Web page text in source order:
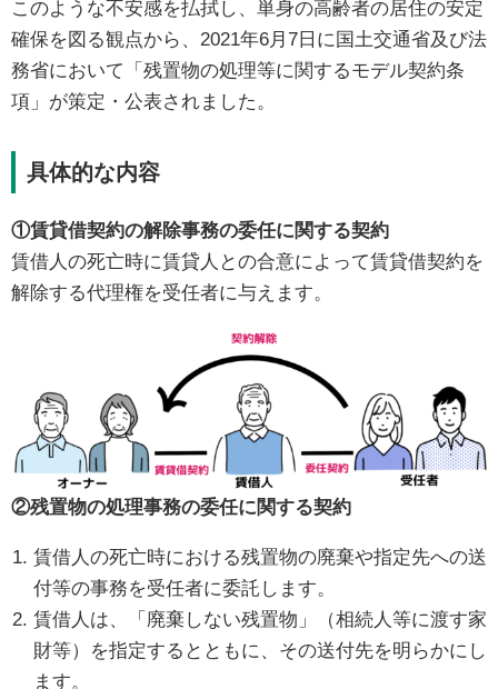
このような不安感を払拭し、単身の高齢者の居住の安定
確保を図る観点から、2021年6月7日に国土交通省及び法
務省において「残置物の処理等に関するモデル契約条
項」が策定・公表されました。
具体的な内容
①賃貸借契約の解除事務の委任に関する契約
賃借人の死亡時に賃貸人との合意によって賃貸借契約を
解除する代理権を受任者に与えます。
②残置物の処理事務の委任に関する契約
賃借人の死亡時における残置物の廃棄や指定先への送
付等の事務を受任者に委託します。
賃借人は、「廃棄しない残置物」（相続人等に渡す家
財等）を指定するとともに、その送付先を明らかにし
ます。